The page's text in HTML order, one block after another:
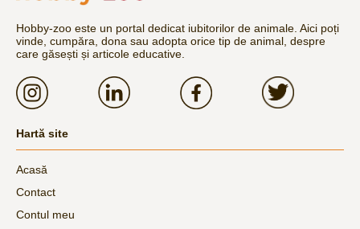
Hobby-zoo este un portal dedicat iubitorilor de animale. Aici poți
vinde, cumpăra, dona sau adopta orice tip de animal, despre
care găsești și articole educative.
Hartă site
Acasă
Contact
Contul meu